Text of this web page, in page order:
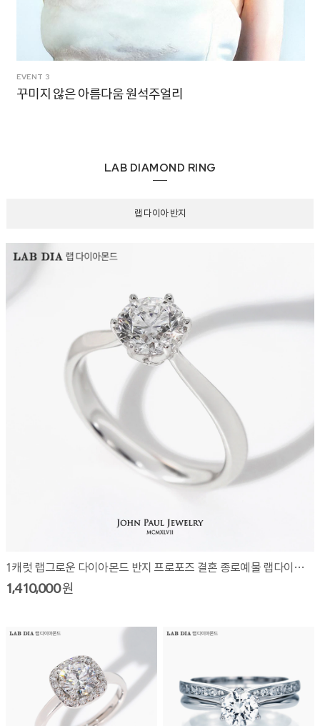
EVENT 4
팬시컷 다이아 주얼리 컬렉션
LAB DIAMOND RING
랩 다이아 반지
1캐럿 랩그로운 다이아몬드 반지 프로포즈 결혼 종로예물 랩다이아 LAW3010R10
1,410,000원